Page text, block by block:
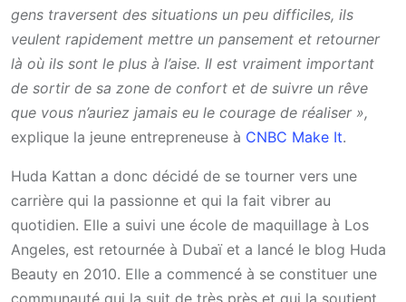
gens traversent des situations un peu difficiles, ils
veulent rapidement mettre un pansement et retourner
là où ils sont le plus à l’aise. Il est vraiment important
de sortir de sa zone de confort et de suivre un rêve
que vous n’auriez jamais eu le courage de réaliser »,
explique la jeune entrepreneuse à CNBC Make It.
Huda Kattan a donc décidé de se tourner vers une
carrière qui la passionne et qui la fait vibrer au
quotidien. Elle a suivi une école de maquillage à Los
Angeles, est retournée à Dubaï et a lancé le blog Huda
Beauty en 2010. Elle a commencé à se constituer une
communauté qui la suit de très près et qui la soutient